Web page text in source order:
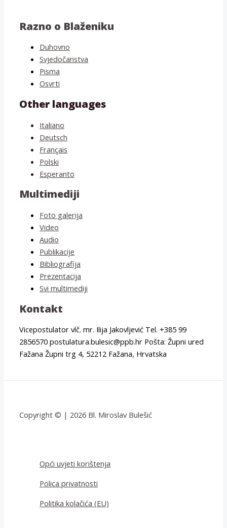
Razno o Blaženiku
Duhovno
Svjedočanstva
Pisma
Osvrti
Other languages
Italiano
Deutsch
Français
Polski
Esperanto
Multimediji
Foto galerija
Video
Audio
Publikacije
Bibliografija
Prezentacija
Svi multimediji
Kontakt
Vicepostulator vlč. mr. Ilija Jakovljević Tel. +385 99
2856570 postulatura.bulesic@ppb.hr Pošta: Župni ured
Fažana Župni trg 4, 52212 Fažana, Hrvatska
Copyright © | 2026 Bl. Miroslav Bulešić
Opći uvjeti korištenja
Polica privatnosti
Politika kolačića (EU)